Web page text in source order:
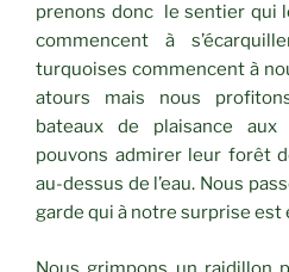
prenons donc le sentier qui
commencent à
turquoises commencent à
atours mais nous
bateaux de plaisance
pouvons admirer leur forêt
au-dessus de l’eau. Nous
garde qui à notre surprise est